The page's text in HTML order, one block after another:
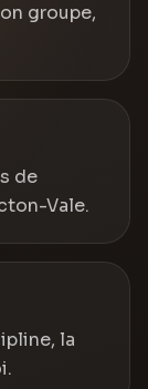
groupe,
de
Vale.
la